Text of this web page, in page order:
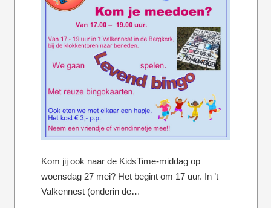
Kom jij ook naar de KidsTime-middag op
woensdag 27 mei? Het begint om 17 uur. In ’t
Valkennest (onderin de…